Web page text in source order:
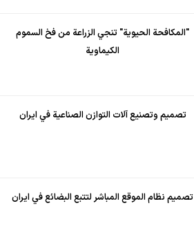
"المكافحة الحيوية" تنجي الزراعة من فخ السموم
الكيماوية
تصميم وتصنيع آلات التوازن الصناعية في ايران
تصميم نظام الموقع المباشر لتتبع البضائع في ايران